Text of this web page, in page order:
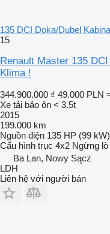
135 DCI Doka/Dubel
15
Renault Master 135
Klima !
344.900.000 ₫ 49.000 PLN
Xe tải bảo ôn < 3.5t
2015
199.000 km
Nguồn điện 135 HP (99 kW)
Cấu hình trục 4x2 Ngừng
Ba Lan, Nowy Sącz
LDH
Liên hệ với người bán